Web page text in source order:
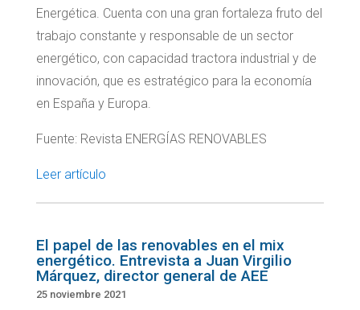
Energética. Cuenta con una gran fortaleza fruto del
trabajo constante y responsable de un sector
energético, con capacidad tractora industrial y de
innovación, que es estratégico para la economía
en España y Europa.
Fuente: Revista ENERGÍAS RENOVABLES
Leer artículo
El papel de las renovables en el mix
energético. Entrevista a Juan Virgilio
Márquez, director general de AEE
25 noviembre 2021